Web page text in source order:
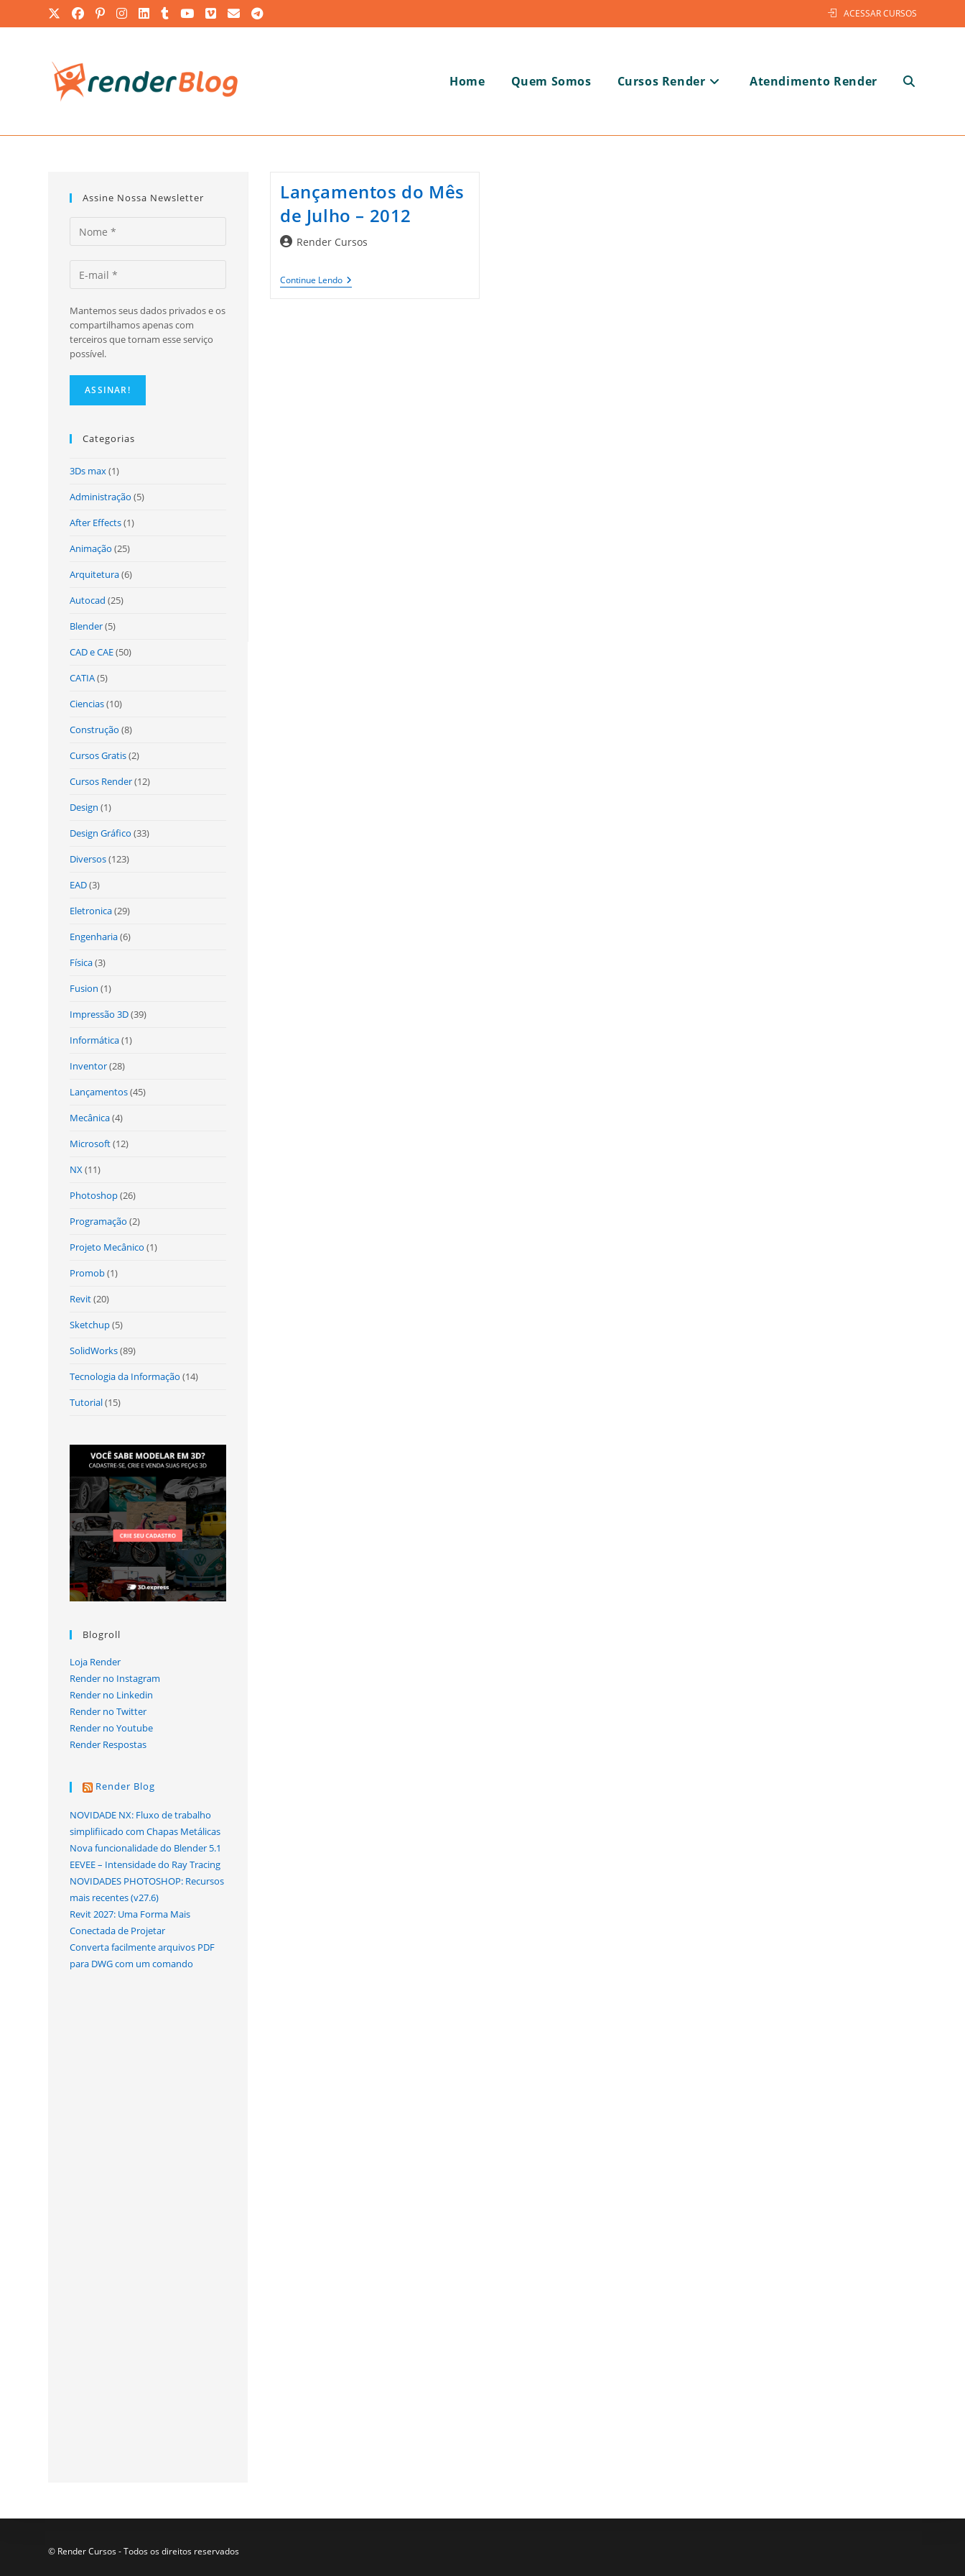
para
ACESSAR CURSOS
Home Quem Somos Cursos Render Atendimento Render Alternar
Lançamentos do Mês
de Julho – 2012
AutorRender Cursos
Continue LendoLançamentos
Do
Assine Nossa Newsletter
Mantemos seus dados privados e os
compartilhamos apenas com
terceiros que tornam esse serviço
possível.
Categorias
3Ds max(1)
Administração (5)
After Effects(1)
Animação (25)
Arquitetura(6)
Autocad (25)
Blender(5)
CAD e CAE(50)
CATIA(5)
Ciencias(10)
Construção (8)
Cursos Gratis(2)
Cursos Render(12)
Design (1)
Design Gráfico (33)
Diversos(123)
EAD(3)
Eletronica(29)
Engenharia(6)
Física(3)
Fusion (1)
Impressão 3D(39)
Informática(1)
Inventor(28)
Lançamentos(45)
Mecânica(4)
Microsoft(12)
NX(11)
Photoshop(26)
Programação (2)
Projeto Mecânico (1)
Promob(1)
Revit(20)
Sketchup(5)
SolidWorks(89)
Tecnologia da Informação (14)
Tutorial(15)
Blogroll
Loja Render
Render no Instagram
Render no Linkedin
Render no Twitter
Render no Youtube
Render Respostas
Render Blog
NOVIDADE NX: Fluxo de trabalho
simplifiicado com Chapas Metálicas
Nova funcionalidade do Blender 5.1
EEVEE – Intensidade do Ray Tracing
NOVIDADES PHOTOSHOP: Recursos
mais recentes (v27.6)
Revit 2027: Uma Forma Mais
Conectada de Projetar
Converta facilmente arquivos PDF
para DWG com um comando
© Render Cursos - Todos os direitos reservados